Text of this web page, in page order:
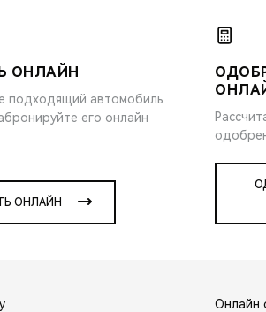
ОНЛАЙН
подходящий автомобиль
его онлайн
ОНЛАЙН
Онлайн